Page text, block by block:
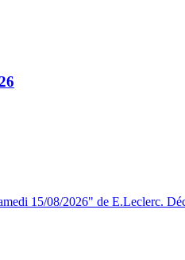
15/08/2026" de E.Leclerc.